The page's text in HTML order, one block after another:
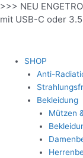
Zum
Inhalt
>>> NEU
mit USB-C oder
SHOP
Anti-
Bekleidung
Mützen